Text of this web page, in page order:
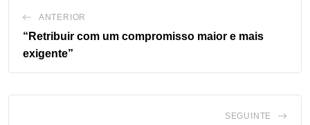
ANTERIOR
“Retribuir com um compromisso maior e mais
exigente”
SEGUINTE